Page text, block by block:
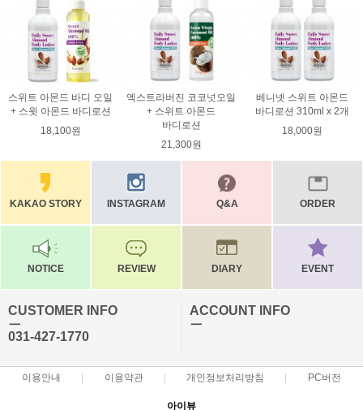
스위트 아몬드 바디 오일
+ 스윗 아몬드 바디로션
18,100원
엑스트라버진 코코넛오일
+ 스위트 아몬드
바디로션
21,300원
베니넷 스위트 아몬드
바디로션 310ml x 2개
18,000원
KAKAO STORY INSTAGRAM Q&A ORDER
NOTICE REVIEW DIARY EVENT
CUSTOMER INFO
ㅡ
031-427-1770
ACCOUNT INFO
ㅡ
이용안내 이용약관 개인정보처리방침 PC버전
아이뷰